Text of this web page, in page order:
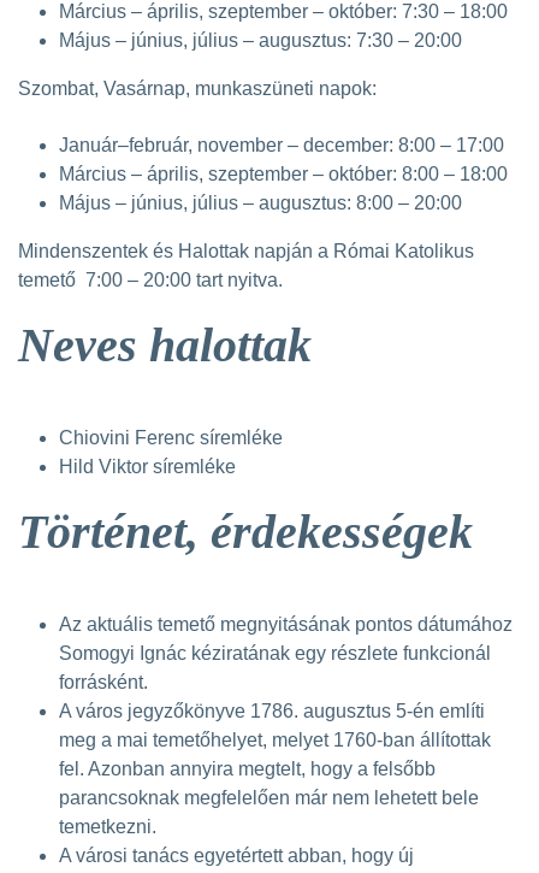
Március – április, szeptember – október: 7:30 – 18:00
Május – június, július – augusztus: 7:30 – 20:00
Szombat, Vasárnap, munkaszüneti napok:
Január–február, november – december: 8:00 – 17:00
Március – április, szeptember – október: 8:00 – 18:00
Május – június, július – augusztus: 8:00 – 20:00
Mindenszentek és Halottak napján a Római Katolikus
temető 7:00 – 20:00 tart nyitva.
Neves halottak
Chiovini Ferenc síremléke
Hild Viktor síremléke
Történet, érdekességek
Az aktuális temető megnyitásának pontos dátumához
Somogyi Ignác kéziratának egy részlete funkcionál
forrásként.
A város jegyzőkönyve 1786. augusztus 5-én említi
meg a mai temetőhelyet, melyet 1760-ban állítottak
fel. Azonban annyira megtelt, hogy a felsőbb
parancsoknak megfelelően már nem lehetett bele
temetkezni.
A városi tanács egyetértett abban, hogy új